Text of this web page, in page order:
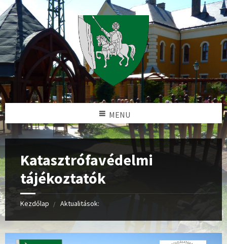
MENU
Katasztrófavédelmi
tájékoztatók
Kezdőlap Aktualitások: